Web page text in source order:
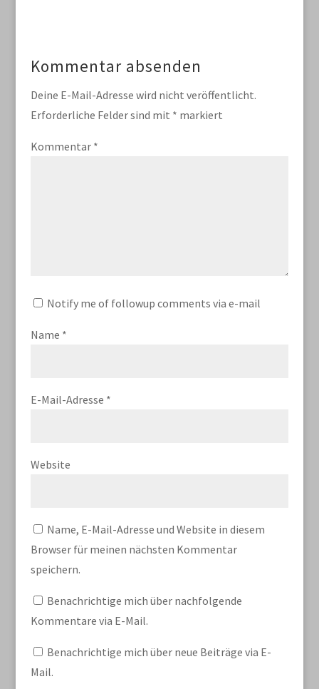
Kommentar absenden
Deine E-Mail-Adresse wird nicht veröffentlicht.
Erforderliche Felder sind mit * markiert
Kommentar *
Notify me of followup comments via e-mail
Name *
E-Mail-Adresse *
Website
Name, E-Mail-Adresse und Website in diesem
Browser für meinen nächsten Kommentar
speichern.
Benachrichtige mich über nachfolgende
Kommentare via E-Mail.
Benachrichtige mich über neue Beiträge via E-
Mail.